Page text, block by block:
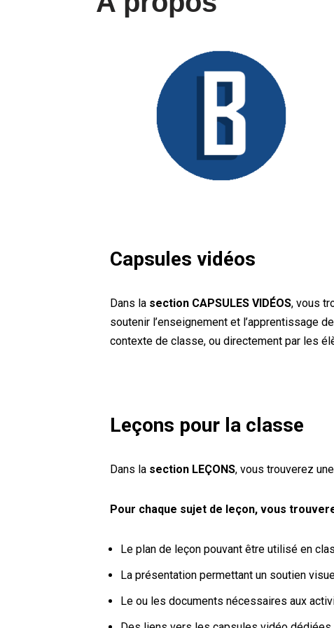
Capsules vidéos
Dans la section CAPSULES VIDÉOS, vous
soutenir l’enseignement et l’apprentissage
contexte de classe, ou directement par les
Leçons pour la classe
Dans la section LEÇONS, vous trouverez
Pour chaque sujet de leçon, vous
Le plan de leçon pouvant être utilisé en
La présentation permettant un soutien
Le ou les documents nécessaires aux